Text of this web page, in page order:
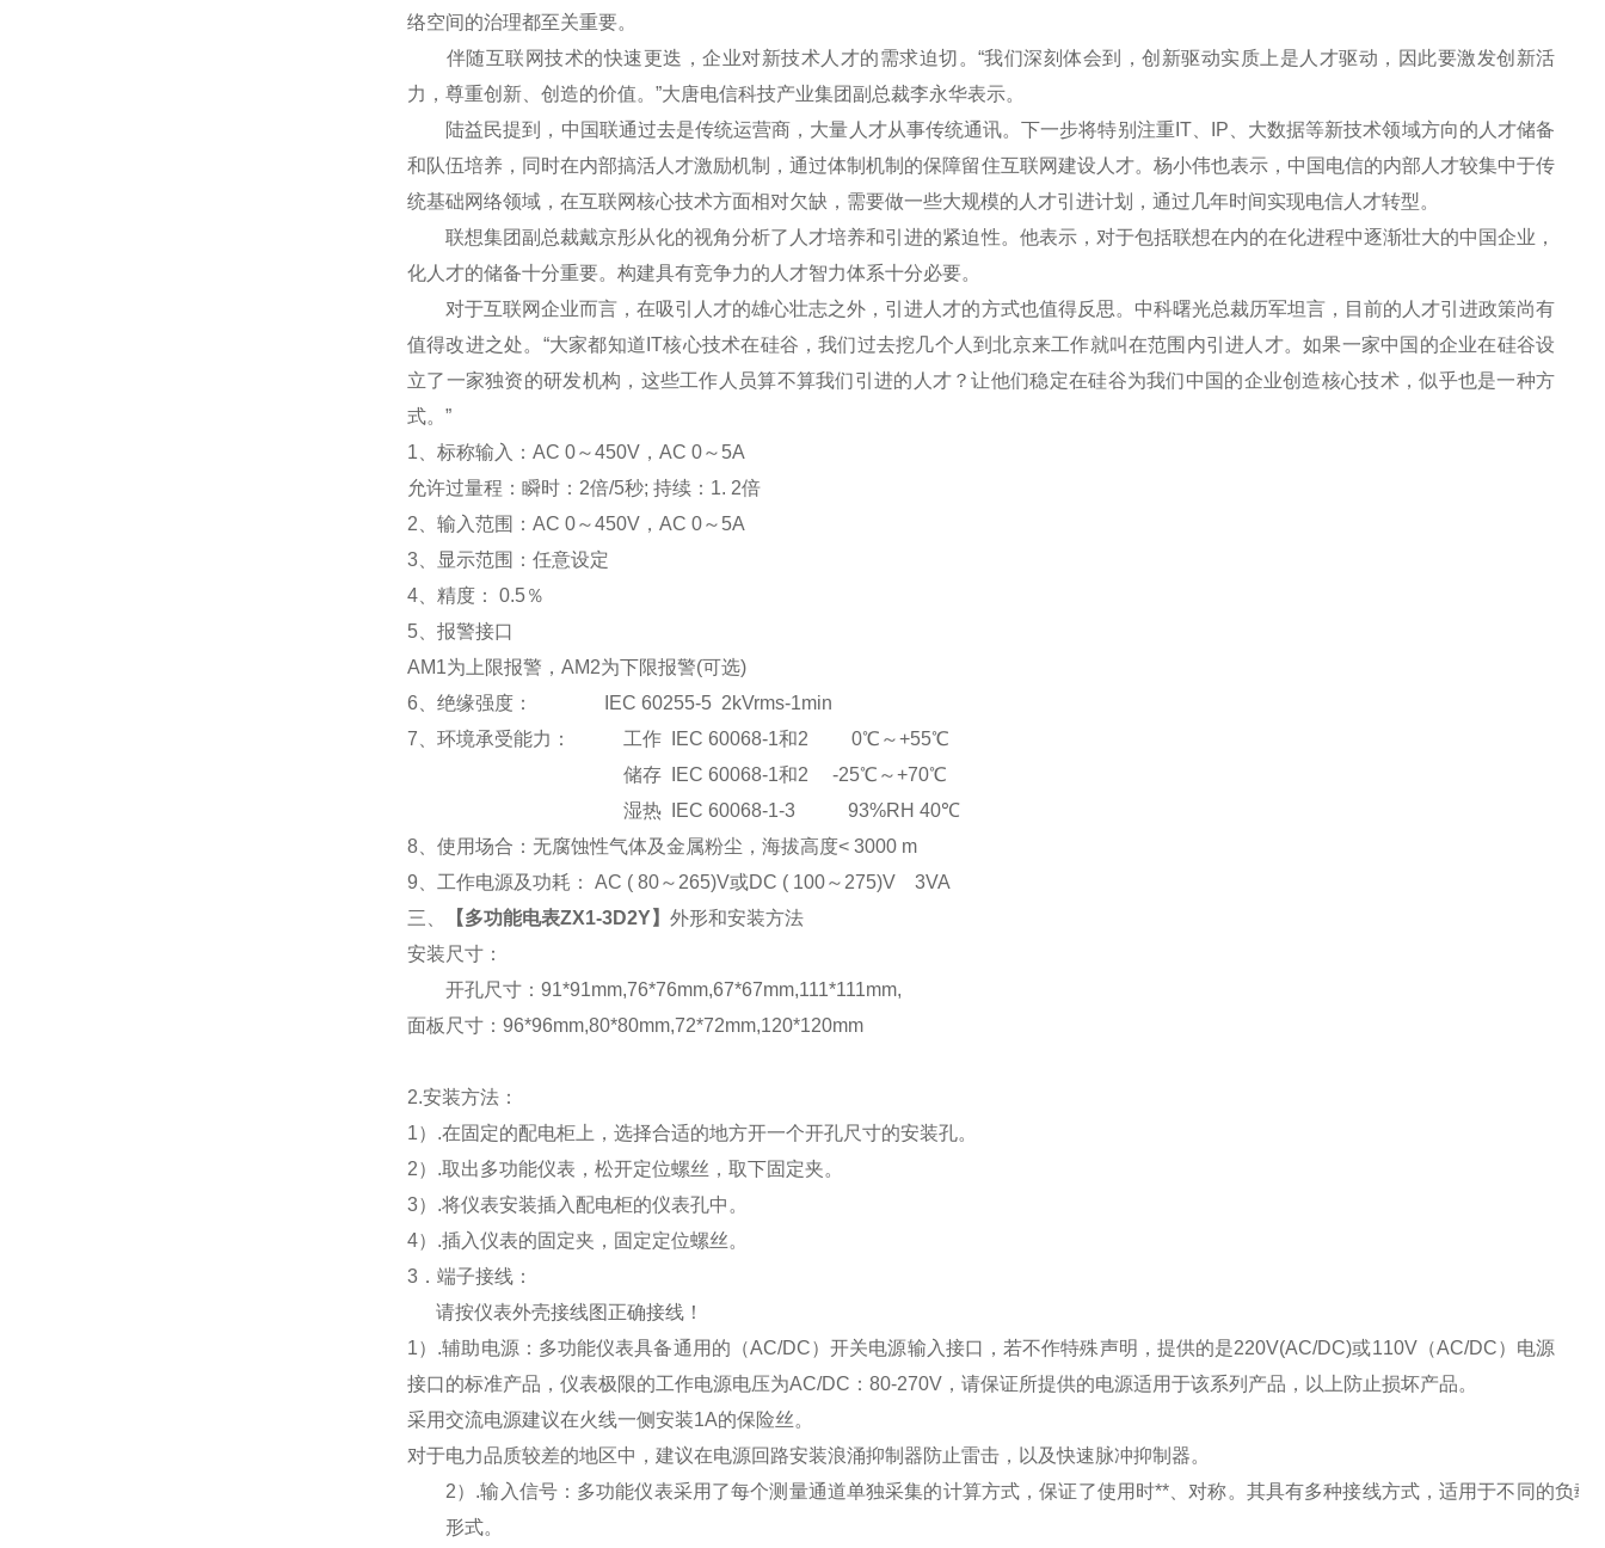
络空间的治理都至关重要。
伴随互联网技术的快速更迭，企业对新技术人才的需求迫切。“我们深刻体会到，创新驱动实质上是人才驱动，因此要激发创新活
力，尊重创新、创造的价值。”大唐电信科技产业集团副总裁李永华表示。
陆益民提到，中国联通过去是传统运营商，大量人才从事传统通讯。下一步将特别注重IT、IP、大数据等新技术领域方向的人才储备
和队伍培养，同时在内部搞活人才激励机制，通过体制机制的保障留住互联网建设人才。杨小伟也表示，中国电信的内部人才较集中于传
统基础网络领域，在互联网核心技术方面相对欠缺，需要做一些大规模的人才引进计划，通过几年时间实现电信人才转型。
联想集团副总裁戴京彤从化的视角分析了人才培养和引进的紧迫性。他表示，对于包括联想在内的在化进程中逐渐壮大的中国企业，
化人才的储备十分重要。构建具有竞争力的人才智力体系十分必要。
对于互联网企业而言，在吸引人才的雄心壮志之外，引进人才的方式也值得反思。中科曙光总裁历军坦言，目前的人才引进政策尚有
值得改进之处。“大家都知道IT核心技术在硅谷，我们过去挖几个人到北京来工作就叫在范围内引进人才。如果一家中国的企业在硅谷设
立了一家独资的研发机构，这些工作人员算不算我们引进的人才？让他们稳定在硅谷为我们中国的企业创造核心技术，似乎也是一种方
式。”
1 、标称输入：AC 0～450V ，AC 0～5A
允许过量程：瞬时：2倍/5秒; 持续：1. 2倍
2 、输入范围：AC 0～450V ，AC 0～5A
3
显示范围： 任意设定
4 、精度： 0.5％
5
报警接口
AM1为上限报警，AM2为下限报警(可选)
6
绝缘强度： IEC 60255-5 2kVrms-1min
7
环境承受能力： 工作 IEC 60068-1和2 0℃～+55℃
储存 IEC 60068-1和2 -25℃～+70℃
湿热 IEC 60068-1-3 93%RH 40℃
8 、使用场合：无腐蚀性气体及金属粉尘，海拔高度< 3000 m
9 、工作电源及功耗： AC ( 80～265)V或DC ( 100～275)V 3VA
三、
【多功能电表ZX1-3D2Y】 外形和安装方法
安装尺寸：
开孔尺寸：91*91mm,76*76mm,67*67mm,111*111mm,
面板尺寸：96*96mm,80*80mm,72*72mm,120*120mm
2.安装方法：
1）.在固定的配电柜上，选择合适的地方开一个开孔尺寸的安装孔。
2）.取出多功能仪表，松开定位螺丝，取下固定夹。
3）.将仪表安装插入配电柜的仪表孔中。
4）.插入仪表的固定夹，固定定位螺丝。
3 ．端子接线：
请按仪表外壳接线图正确接线！
1） .辅助电源：多功能仪表具备通用的（AC/DC）开关电源输入接口，若不作特殊声明，提供的是220V(AC/DC)或110V（AC/DC）电源
接口的标准产品，仪表极限的工作电源电压为AC/DC ： 80-270V ，请保证所提供的电源适用于该系列产品，以上防止损坏产品。
采用交流电源建议在火线一侧安装1A的保险丝。
对于电力品质较差的地区中，建议在电源回路安装浪涌抑制器防止雷击，以及快速脉冲抑制器。
2） .输入信号：多功能仪表采用了每个测量通道单独采集的计算方式，保证了使用时**、对称。其具有多种接线方式，适用于不同的负载
形式。